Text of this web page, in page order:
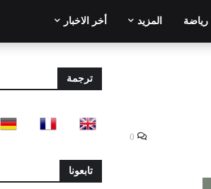
رياضة المزيد أخر الاخبار
0
ترجمة
تابعونا